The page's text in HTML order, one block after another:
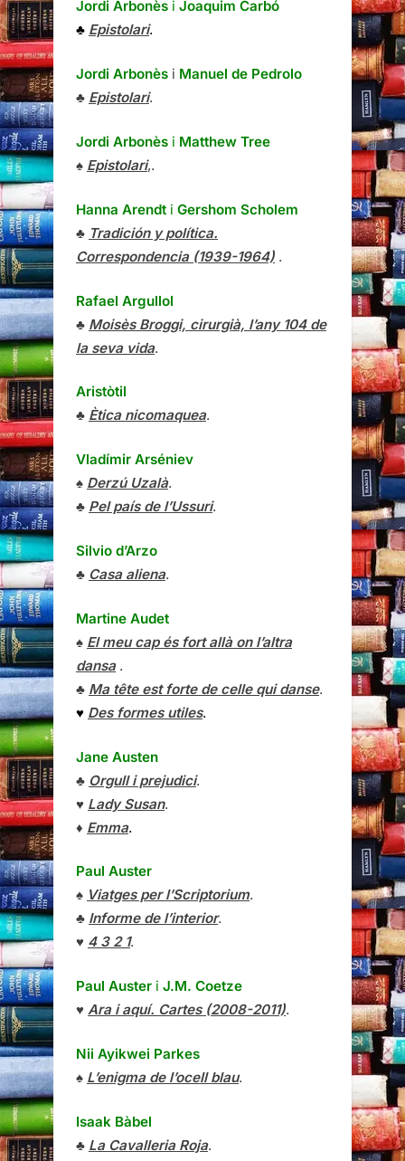
Jordi Arbonès i Joaquim Carbó
♣ Epistolari.
Jordi Arbonès i Manuel de Pedrolo
♣ Epistolari.
Jordi Arbonès i Matthew Tree
♠ Epistolari,.
Hanna Arendt i Gershom Scholem
♣ Tradición y política.
Correspondencia (1939-1964) .
Rafael Argullol
♣ Moisès Broggi, cirurgià, l’any 104 de
la seva vida.
Aristòtil
♣ Ètica nicomaquea.
Vladímir Arséniev
♠ Derzú Uzalà.
♣ Pel país de l’Ussuri.
Silvio d’Arzo
♣ Casa aliena.
Martine Audet
♠ El meu cap és fort allà on l’altra
dansa.
♣ Ma tête est forte de celle qui danse.
♥ Des formes utiles.
Jane Austen
♣ Orgull i prejudici.
♥ Lady Susan.
♦ Emma.
Paul Auster
♠ Viatges per l’Scriptorium.
♣ Informe de l’interior.
♥ 4 3 2 1.
Paul Auster i J.M. Coetze
♥ Ara i aquí. Cartes (2008-2011).
Nii Ayikwei Parkes
♠ L’enigma de l’ocell blau.
Isaak Bàbel
♣ La Cavalleria Roja.